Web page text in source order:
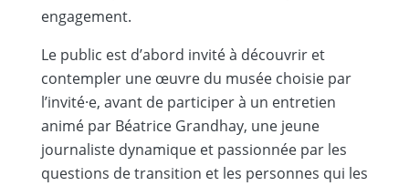
engagement.
Le public est d’abord invité à découvrir et
contempler une œuvre du musée choisie par
l’invité·e, avant de participer à un entretien
animé par Béatrice Grandhay, une jeune
journaliste dynamique et passionnée par les
questions de transition et les personnes qui les